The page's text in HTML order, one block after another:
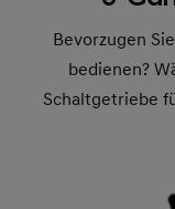
Bevorzugen
bedienen?
Schaltgetriebe